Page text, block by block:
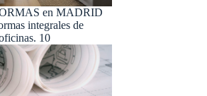
en MADRID
integrales de
10